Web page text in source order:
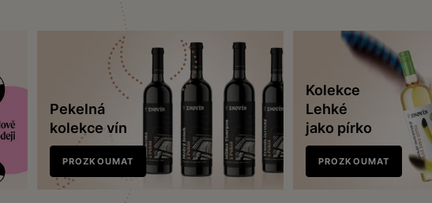
Pekelná
kolekce vín
PROZKOUMAT
Kolekce
Lehké
jako pírko
PROZKOUMAT